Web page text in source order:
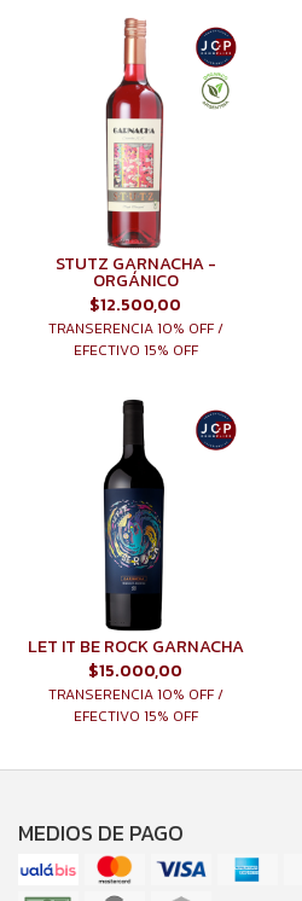
STUTZ GARNACHA -
ORGÁNICO
$12.500,00
TRANSERENCIA 10% OFF /
EFECTIVO 15% OFF
LET IT BE ROCK GARNACHA
$15.000,00
TRANSERENCIA 10% OFF /
EFECTIVO 15% OFF
MEDIOS DE PAGO